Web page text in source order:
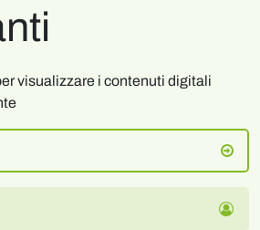
visualizzare i contenuti digitali